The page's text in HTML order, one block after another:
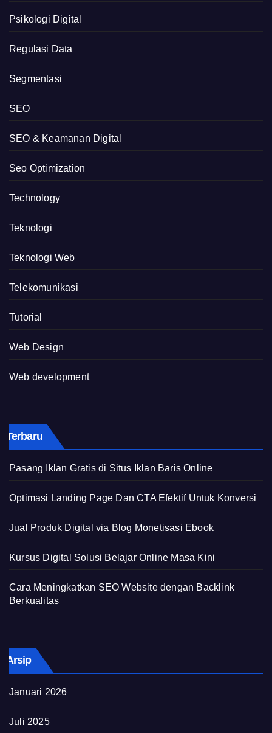
Psikologi Digital
Regulasi Data
Segmentasi
SEO
SEO & Keamanan Digital
Seo Optimization
Technology
Teknologi
Teknologi Web
Telekomunikasi
Tutorial
Web Design
Web development
Terbaru
Pasang Iklan Gratis di Situs Iklan Baris Online
Optimasi Landing Page Dan CTA Efektif Untuk Konversi
Jual Produk Digital via Blog Monetisasi Ebook
Kursus Digital Solusi Belajar Online Masa Kini
Cara Meningkatkan SEO Website dengan Backlink
Berkualitas
Arsip
Januari 2026
Juli 2025